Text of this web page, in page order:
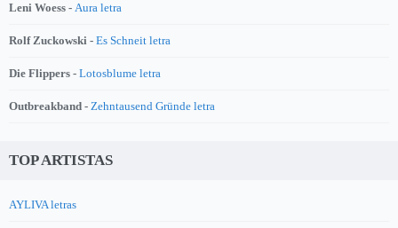
Leni Woess - Aura letra
Rolf Zuckowski - Es Schneit letra
Die Flippers - Lotosblume letra
Outbreakband - Zehntausend Gründe letra
TOP ARTISTAS
AYLIVA letras